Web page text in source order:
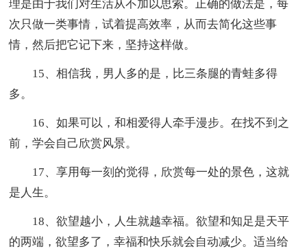
理是由于我们对生活从不加以思索。正确的做法是，每
次只做一类事情，试着提高效率，从而去简化这些事
情，然后把它记下来，坚持这样做。
15、相信我，男人多的是，比三条腿的青蛙多得
多。
16、如果可以，和相爱得人牵手漫步。在找不到之
前，学会自己欣赏风景。
17、享用每一刻的觉得，欣赏每一处的景色，这就
是人生。
18、欲望越小，人生就越幸福。欲望和知足是天平
的两端，欲望多了，幸福和快乐就会自动减少。适当给